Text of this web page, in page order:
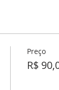
.
Preço
R$